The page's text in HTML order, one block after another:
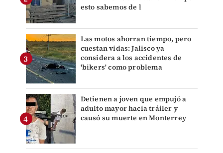
esto sabemos de l
Las motos ahorran tiempo, pero
cuestan vidas: Jalisco ya
considera a los accidentes de
'bikers' como problema
Detienen a joven que empujó a
adulto mayor hacia tráiler y
causó su muerte en Monterrey